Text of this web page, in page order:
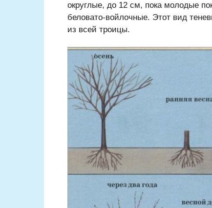
округлые, до 12 см, пока молодые
беловато-войлочные. Этот вид
из всей троицы.